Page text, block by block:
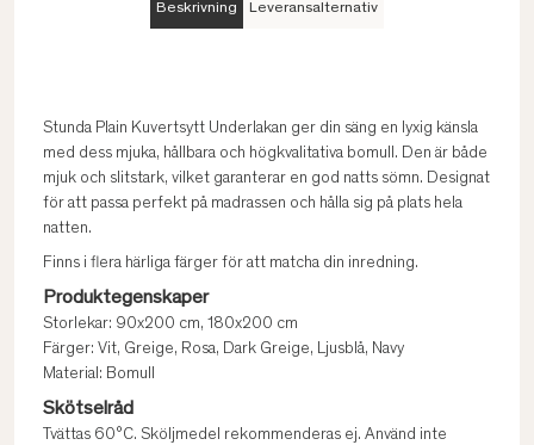
Beskrivning Leveransalternativ
Stunda Plain Kuvertsytt Underlakan ger din säng en lyxig känsla
med dess mjuka, hållbara och högkvalitativa bomull. Den är både
mjuk och slitstark, vilket garanterar en god natts sömn. Designat
för att passa perfekt på madrassen och hålla sig på plats hela
natten.
Finns i flera härliga färger för att matcha din inredning.
Produktegenskaper
Storlekar: 90x200 cm, 180x200 cm
Färger: Vit, Greige, Rosa, Dark Greige, Ljusblå, Navy
Material: Bomull
Skötselråd
Tvättas 60°C. Sköljmedel rekommenderas ej. Använd inte